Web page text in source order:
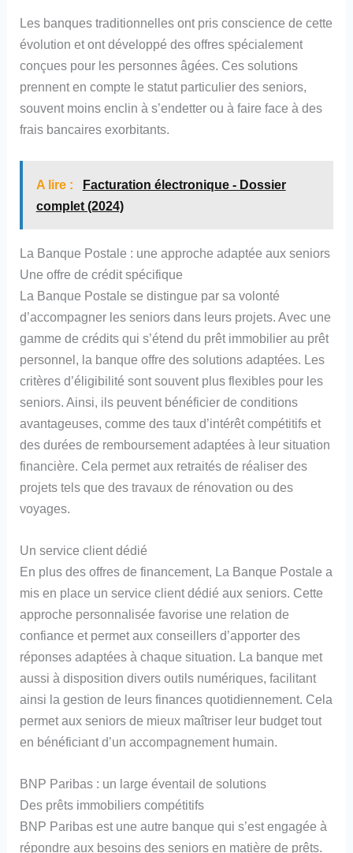
Les banques traditionnelles ont pris conscience de cette
évolution et ont développé des offres spécialement
conçues pour les personnes âgées. Ces solutions
prennent en compte le statut particulier des seniors,
souvent moins enclin à s’endetter ou à faire face à des
frais bancaires exorbitants.
A lire :
Facturation électronique - Dossier
complet (2024)
La Banque Postale : une approche adaptée aux seniors
Une offre de crédit spécifique
La Banque Postale se distingue par sa volonté
d’accompagner les seniors dans leurs projets. Avec une
gamme de crédits qui s’étend du prêt immobilier au prêt
personnel, la banque offre des solutions adaptées. Les
critères d’éligibilité sont souvent plus flexibles pour les
seniors. Ainsi, ils peuvent bénéficier de conditions
avantageuses, comme des taux d’intérêt compétitifs et
des durées de remboursement adaptées à leur situation
financière. Cela permet aux retraités de réaliser des
projets tels que des travaux de rénovation ou des
voyages.
Un service client dédié
En plus des offres de financement, La Banque Postale a
mis en place un service client dédié aux seniors. Cette
approche personnalisée favorise une relation de
confiance et permet aux conseillers d’apporter des
réponses adaptées à chaque situation. La banque met
aussi à disposition divers outils numériques, facilitant
ainsi la gestion de leurs finances quotidiennement. Cela
permet aux seniors de mieux maîtriser leur budget tout
en bénéficiant d’un accompagnement humain.
BNP Paribas : un large éventail de solutions
Des prêts immobiliers compétitifs
BNP Paribas est une autre banque qui s’est engagée à
répondre aux besoins des seniors en matière de prêts.